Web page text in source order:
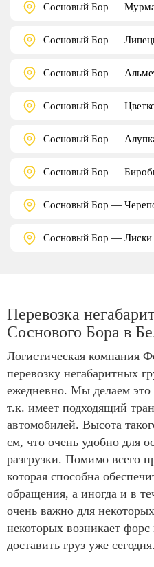
Сосновый Бор —
Сосновый Бор —
Сосновый Бор —
Сосновый Бор —
Сосновый Бор —
Сосновый Бор —
Сосновый Бор —
Сосновый Бор — Лиски
Перевозка
Соснового Бора в
Логистическая компания
перевозку негабаритных
ежедневно. Мы делаем
т.к. имеет подходящий
автомобилей. Высота
см, что очень удобно для
разгрузки. Помимо всего
которая способна
обращения, а иногда и в
очень важно для
некоторых возникает
доставить груз уже сегодня.